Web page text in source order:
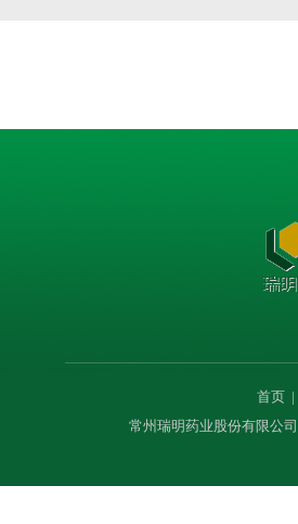
首页 |
常州瑞明药业股份有限公司